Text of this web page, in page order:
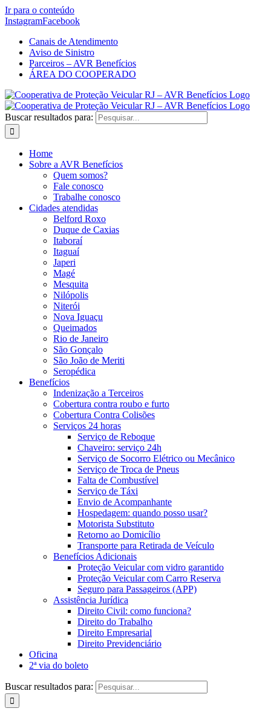
Ir para o conteúdo
InstagramFacebook
Canais de Atendimento
Aviso de Sinistro
Parceiros – AVR Benefícios
ÁREA DO COOPERADO
Buscar resultados para:
Home
Sobre a AVR Benefícios
Quem somos?
Fale conosco
Trabalhe conosco
Cidades atendidas
Belford Roxo
Duque de Caxias
Itaboraí
Itaguaí
Japeri
Magé
Mesquita
Nilópolis
Niterói
Nova Iguaçu
Queimados
Rio de Janeiro
São Gonçalo
São João de Meriti
Seropédica
Benefícios
Indenização a Terceiros
Cobertura contra roubo e furto
Cobertura Contra Colisões
Serviços 24 horas
Serviço de Reboque
Chaveiro: serviço 24h
Serviço de Socorro Elétrico ou Mecânico
Serviço de Troca de Pneus
Falta de Combustível
Serviço de Táxi
Envio de Acompanhante
Hospedagem: quando posso usar?
Motorista Substituto
Retorno ao Domicílio
Transporte para Retirada de Veículo
Benefícios Adicionais
Proteção Veicular com vidro garantido
Proteção Veicular com Carro Reserva
Seguro para Passageiros (APP)
Assistência Jurídica
Direito Civil: como funciona?
Direito do Trabalho
Direito Empresarial
Direito Previdenciário
Oficina
2ª via do boleto
Buscar resultados para: